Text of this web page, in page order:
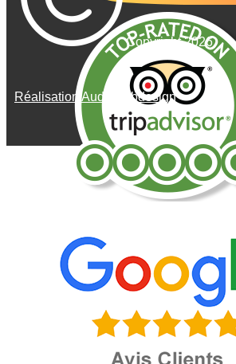
Copyright 2026
Réalisation AudeWebdesign